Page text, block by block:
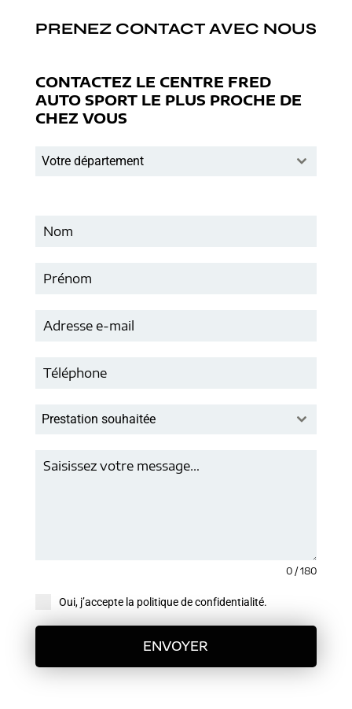
PRENEZ CONTACT AVEC NOUS
CONTACTEZ LE CENTRE FRED
AUTO SPORT LE PLUS PROCHE DE
CHEZ VOUS
Votre département
Prestation souhaitée
0 / 180
Oui, j’accepte la politique de confidentialité.
ENVOYER